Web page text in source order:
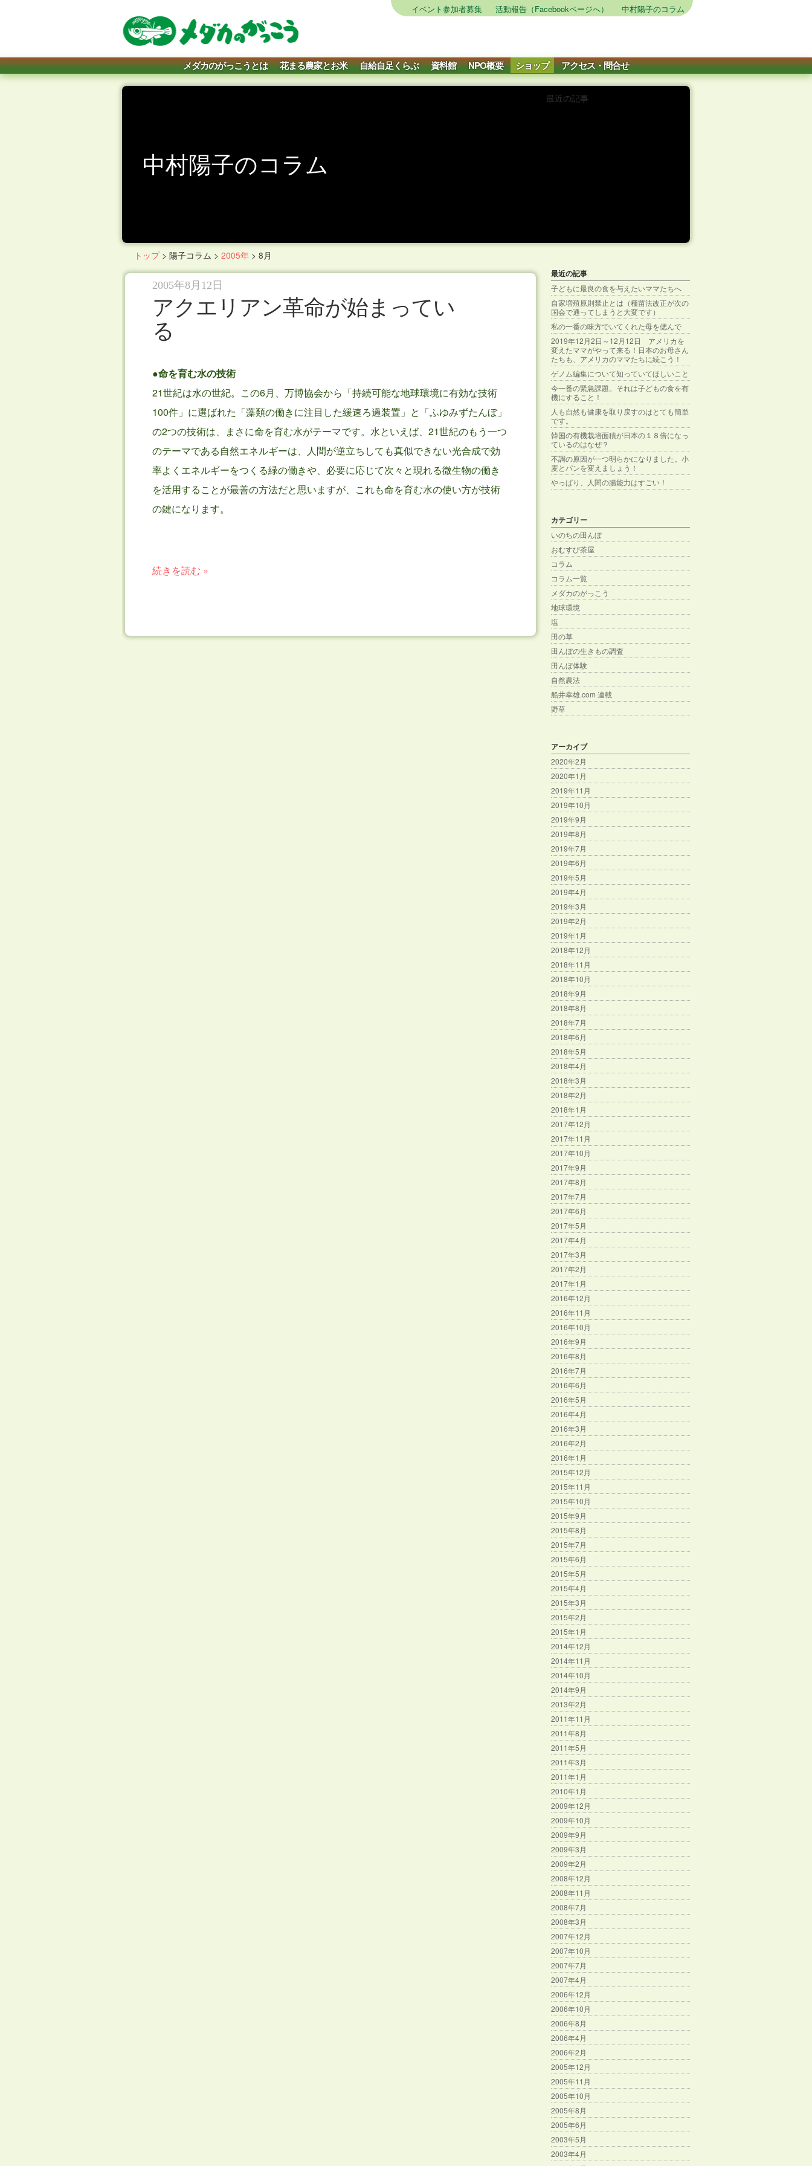
イベント参加者募集 活動報告（Facebookページへ） 中村陽子のコラム
メダカのがっこうとは 花まる農家とお米 自給自足くらぶ 資料館 NPO概要 ショップ アクセス・問合せ
中村陽子のコラム
最近の記事
トップ> 陽子コラム > 2005年 > 8月
2005年8月12日
アクエリアン革命が始まってい
る
●命を育む水の技術
21世紀は水の世紀。この6月、万博協会から「持続可能な地球環境に有効な技術
100件」に選ばれた「藻類の働きに注目した緩速ろ過装置」と「ふゆみずたんぼ」
の2つの技術は、まさに命を育む水がテーマです。水といえば、21世紀のもう一つ
のテーマである自然エネルギーは、人間が逆立ちしても真似できない光合成で効
率よくエネルギーをつくる緑の働きや、必要に応じて次々と現れる微生物の働き
を活用することが最善の方法だと思いますが、これも命を育む水の使い方が技術
の鍵になります。
続きを読む »
最近の記事
子どもに最良の食を与えたいママたちへ
自家増殖原則禁止とは（種苗法改正が次の
国会で通ってしまうと大変です）
私の一番の味方でいてくれた母を偲んで
2019年12月2日～12月12日 アメリカを
変えたママがやって来る！日本のお母さん
たちも、アメリカのママたちに続こう！
ゲノム編集について知っていてほしいこと
今一番の緊急課題。それは子どもの食を有
機にすること！
人も自然も健康を取り戻すのはとても簡単
です。
韓国の有機栽培面積が日本の１８倍になっ
ているのはなぜ？
不調の原因が一つ明らかになりました。小
麦とパンを変えましょう！
やっぱり、人間の腸能力はすごい！
カテゴリー
いのちの田んぼ
おむすび茶屋
コラム
コラム一覧
メダカのがっこう
地球環境
塩
田の草
田んぼの生きもの調査
田んぼ体験
自然農法
船井幸雄.com 連載
野草
アーカイブ
2020年2月
2020年1月
2019年11月
2019年10月
2019年9月
2019年8月
2019年7月
2019年6月
2019年5月
2019年4月
2019年3月
2019年2月
2019年1月
2018年12月
2018年11月
2018年10月
2018年9月
2018年8月
2018年7月
2018年6月
2018年5月
2018年4月
2018年3月
2018年2月
2018年1月
2017年12月
2017年11月
2017年10月
2017年9月
2017年8月
2017年7月
2017年6月
2017年5月
2017年4月
2017年3月
2017年2月
2017年1月
2016年12月
2016年11月
2016年10月
2016年9月
2016年8月
2016年7月
2016年6月
2016年5月
2016年4月
2016年3月
2016年2月
2016年1月
2015年12月
2015年11月
2015年10月
2015年9月
2015年8月
2015年7月
2015年6月
2015年5月
2015年4月
2015年3月
2015年2月
2015年1月
2014年12月
2014年11月
2014年10月
2014年9月
2013年2月
2011年11月
2011年8月
2011年5月
2011年3月
2011年1月
2010年1月
2009年12月
2009年10月
2009年9月
2009年3月
2009年2月
2008年12月
2008年11月
2008年7月
2008年3月
2007年12月
2007年10月
2007年7月
2007年4月
2006年12月
2006年10月
2006年8月
2006年4月
2006年2月
2005年12月
2005年11月
2005年10月
2005年8月
2005年6月
2003年5月
2003年4月